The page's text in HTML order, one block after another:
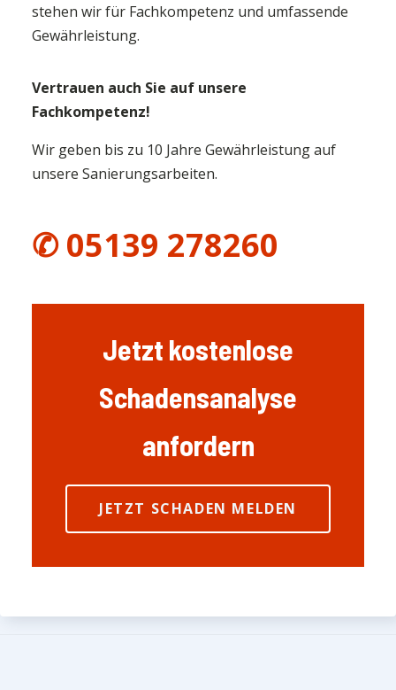
stehen wir für Fachkompetenz und umfassende
Gewährleistung.
Vertrauen auch Sie auf unsere
Fachkompetenz!
Wir geben bis zu 10 Jahre Gewährleistung auf
unsere Sanierungsarbeiten.
✆ 05139 278260
Jetzt kostenlose
Schadensanalyse
anfordern
JETZT SCHADEN MELDEN